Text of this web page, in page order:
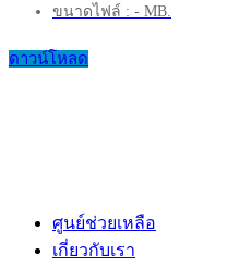
ขนาดไฟล์ : - MB.
ดาวน์โหลด
ศูนย์ช่วยเหลือ
เกี่ยวกับเรา